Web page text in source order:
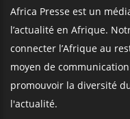
Africa Presse est un
l’actualité en Afrique.
connecter l’Afrique au
moyen de
promouvoir la diversité
l'actualité.